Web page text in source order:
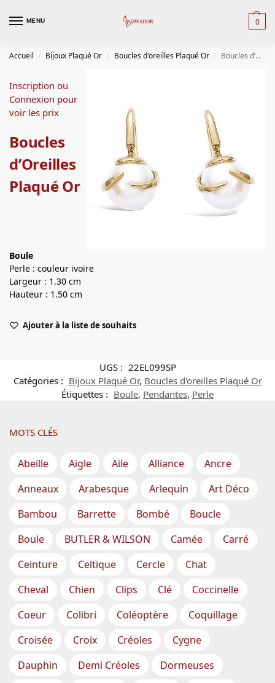
MENU 0
Accueil / Bijoux Plaqué Or / Boucles d'oreilles Plaqué Or / Boucles d’Oreilles Plaqué Or
Inscription ou
Connexion pour
voir les prix
Boucles
d’Oreilles
Plaqué Or
Boule
Perle : couleur ivoire
Largeur : 1.30 cm
Hauteur : 1.50 cm
Ajouter à la liste de souhaits
UGS : 22EL099SP
Catégories : Bijoux Plaqué Or, Boucles d'oreilles Plaqué Or
Étiquettes : Boule, Pendantes, Perle
MOTS CLÉS
Abeille Aigle Aile Alliance
Ancre
Anneaux
Arabesque Arlequin
Art Déco
Bambou
Barrette Bombé
Boucle
Boule
BUTLER & WILSON Camée
Carré
Ceinture
Celtique Cercle
Chat
Cheval
Chien Clips Clé
Coccinelle
Coeur
Colibri Coléoptère
Coquillage
Croisée
Croix Créoles
Cygne
Dauphin
Demi Créoles
Dormeuses